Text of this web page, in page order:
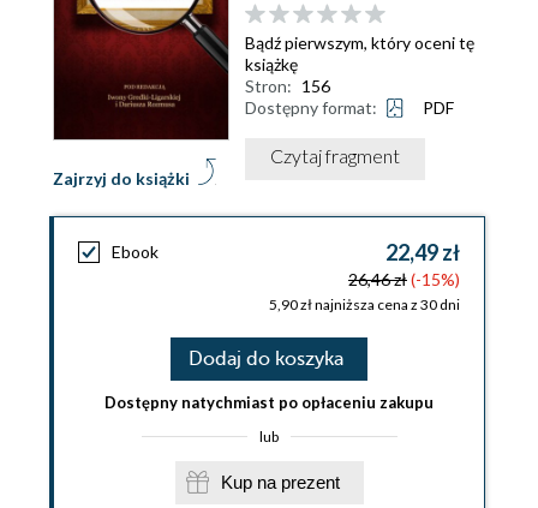
Zajrzyj do książki
Bądź pierwszym, który oceni tę
książkę
Stron: 156
Dostępny format:
PDF
Czytaj fragment
Ebook 22,49 zł
26,46 zł(-15%)
5,90 zł najniższa cena z 30 dni
Dodaj do koszyka
Dostępny natychmiast po opłaceniu zakupu
lub
Kup na prezent